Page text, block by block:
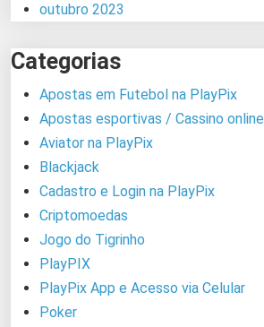
outubro 2023
Categorias
Apostas em Futebol na PlayPix
Apostas esportivas / Cassino online
Aviator na PlayPix
Blackjack
Cadastro e Login na PlayPix
Criptomoedas
Jogo do Tigrinho
PlayPIX
PlayPix App e Acesso via Celular
Poker